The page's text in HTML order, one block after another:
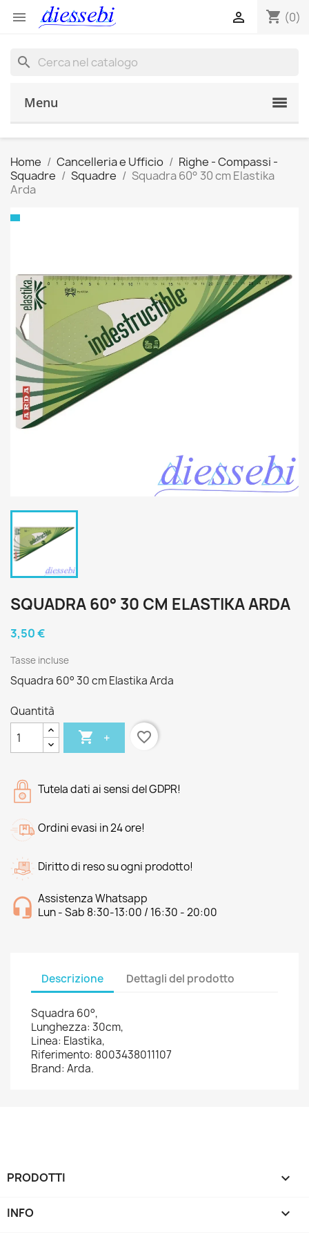
 shopping_cart (0)

search
Menu
Home Cancelleria e Ufficio
Righe - Compassi -
Squadre
Squadre
Squadra 60° 30 cm Elastika
Arda
SQUADRA 60° 30 CM ELASTIKA ARDA
3,50 €
Tasse incluse
Squadra 60° 30 cm Elastika Arda
Quantità
 + favorite_border
Tutela dati ai sensi del GDPR!
Ordini evasi in 24 ore!
Diritto di reso su ogni prodotto!
Assistenza Whatsapp
Lun - Sab 8:30-13:00 / 16:30 - 20:00
Descrizione Dettagli del prodotto
Squadra 60°,
Lunghezza: 30cm,
Linea: Elastika,
Riferimento: 8003438011107
Brand: Arda.
PRODOTTI 
INFO 